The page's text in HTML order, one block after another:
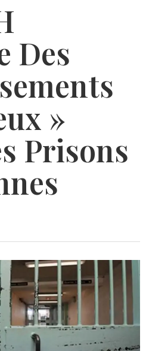
Des
»
Prisons